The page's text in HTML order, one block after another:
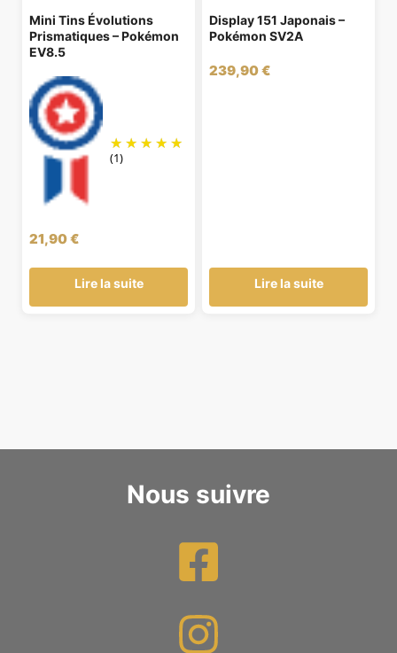
Mini Tins Évolutions
Prismatiques – Pokémon
EV8.5
(1)
21,90€
Lire la suite
Display 151 Japonais –
Pokémon SV2A
239,90€
Lire la suite
Nous suivre